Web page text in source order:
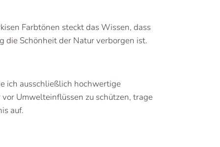
Farbtönen steckt das Wissen, dass
die Schönheit der Natur verborgen ist.
ich ausschließlich hochwertige
Umwelteinflüssen zu schützen, trage
auf.